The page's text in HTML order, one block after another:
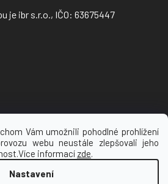
Vám umožnili pohodlné prohlížení
webu neustále zlepšovali jeho
informací zde.
Nastavení
je ibr s.r.o., IČO: 63675447
na Instagramu